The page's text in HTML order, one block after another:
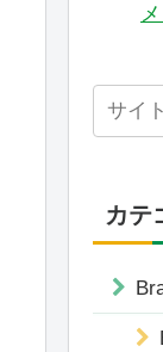
カテ